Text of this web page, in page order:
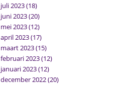
juli 2023(18)
juni 2023(20)
mei 2023(12)
april 2023(17)
maart 2023(15)
februari 2023(12)
januari 2023(12)
december 2022(20)